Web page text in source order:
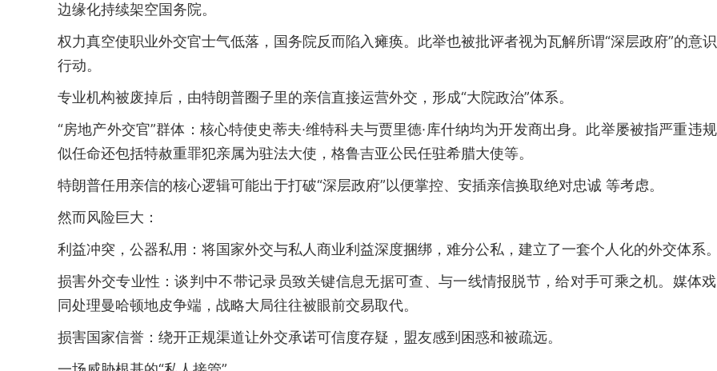
边缘化持续架空国务院。
权力真空使职业外交官士气低落，国务院反而陷入瘫痪。此举也被批评者视为瓦解所谓“深层政府”的意
行动。
专业机构被废掉后，由特朗普圈子里的亲信直接运营外交，形成“大院政治”体系。
“房地产外交官”群体：核心特使史蒂夫·维特科夫与贾里德·库什纳均为开发商出身。此举屡被指严重违
似任命还包括特赦重罪犯亲属为驻法大使，格鲁吉亚公民任驻希腊大使等。
特朗普任用亲信的核心逻辑可能出于打破“深层政府”以便掌控、安插亲信换取绝对忠诚 等考虑。
然而风险巨大：
利益冲突，公器私用：将国家外交与私人商业利益深度捆绑，难分公私，建立了一套个人化的外交体系
损害外交专业性：谈判中不带记录员致关键信息无据可查、与一线情报脱节，给对手可乘之机。媒体
同处理曼哈顿地皮争端，战略大局往往被眼前交易取代。
损害国家信誉：绕开正规渠道让外交承诺可信度存疑，盟友感到困惑和被疏远。